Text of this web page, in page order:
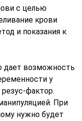
с целью
крови
и показания к
дает возможность
у
фактор.
При
нужно будет